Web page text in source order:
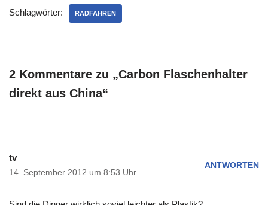
Schlagwörter: RADFAHREN
2 Kommentare zu „Carbon Flaschenhalter
direkt aus China“
tv
14. September 2012 um 8:53 Uhr
ANTWORTEN